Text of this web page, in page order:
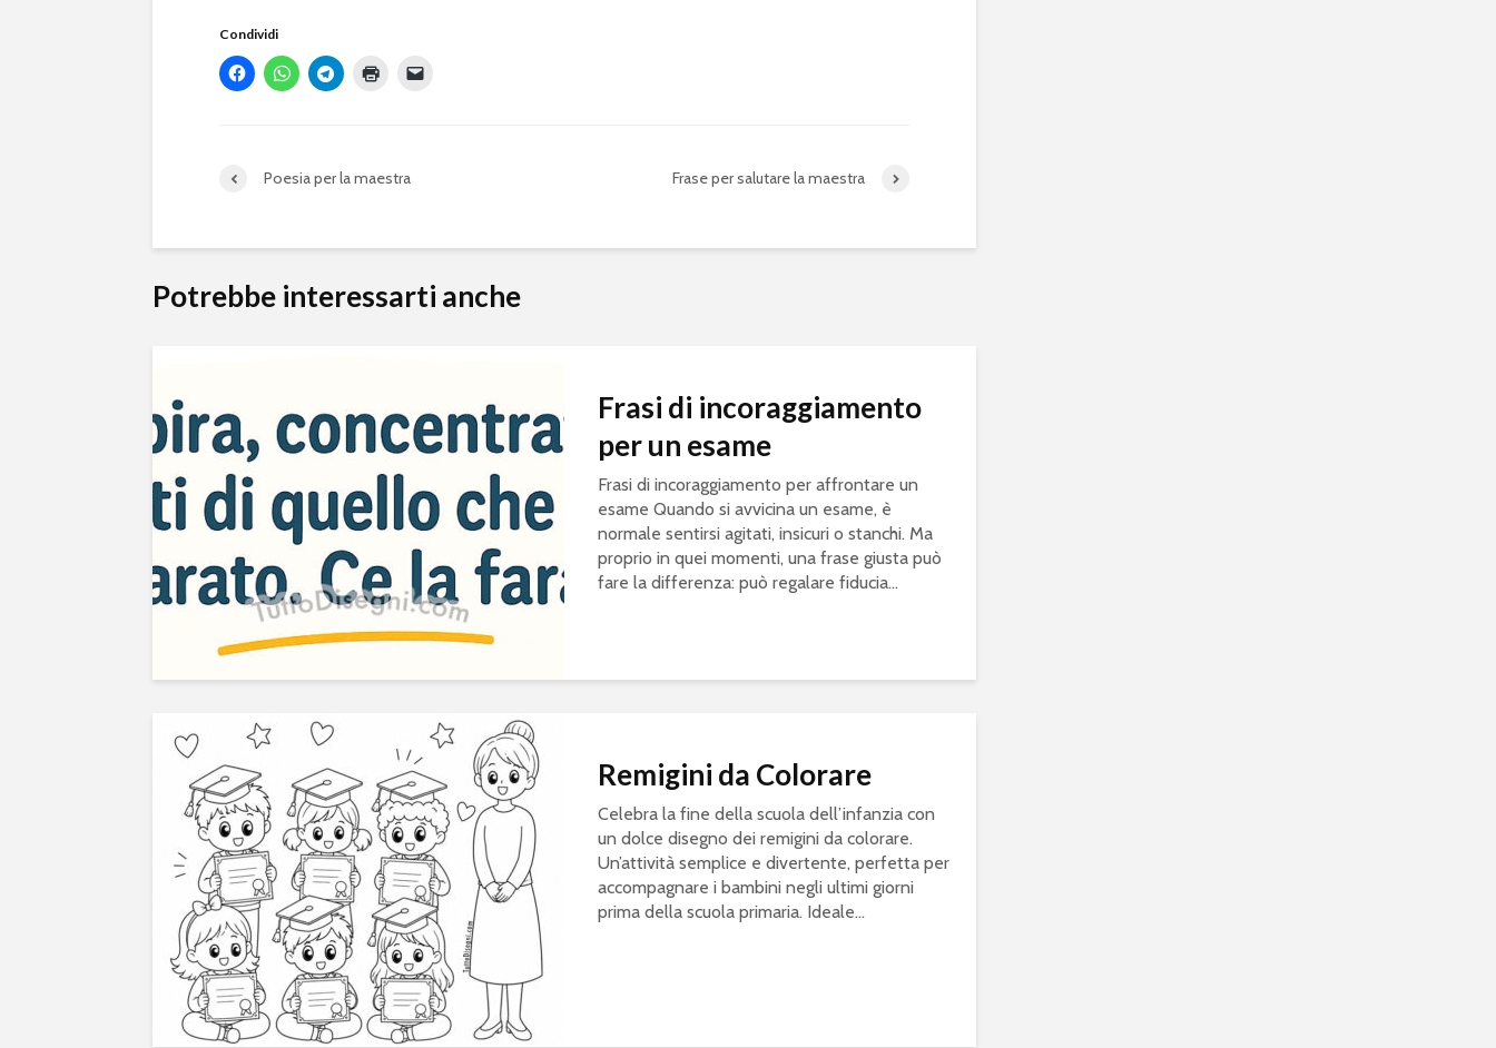
Condividi
Poesia per la maestra Frase per salutare la maestra
Potrebbe interessarti anche
Frasi di incoraggiamento
per un esame
Frasi di incoraggiamento per affrontare un
esame Quando si avvicina un esame, è
normale sentirsi agitati, insicuri o stanchi. Ma
proprio in quei momenti, una frase giusta può
fare la differenza: può regalare fiducia...
Remigini da Colorare
Celebra la fine della scuola dell’infanzia con
un dolce disegno dei remigini da colorare.
Un’attività semplice e divertente, perfetta per
accompagnare i bambini negli ultimi giorni
prima della scuola primaria. Ideale...